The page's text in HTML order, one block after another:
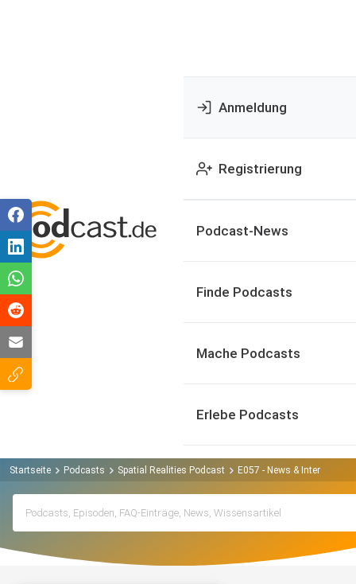
Anmeldung
Registrierung
Podcast-News
Finde Podcasts
Mache Podcasts
Erlebe Podcasts
Startseite Podcasts Spatial Realities Podcast E057 - News & Interview